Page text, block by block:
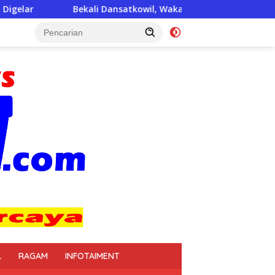
Wakasad Tekankan Pentingnya Komunikasi
RAGAM INFOTAIMENT